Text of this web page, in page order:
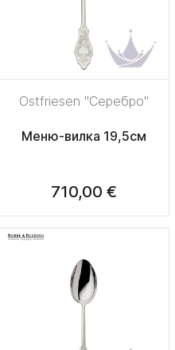
Ostfriesen "Серебро"
Меню-вилка 19,5см
710,00 €